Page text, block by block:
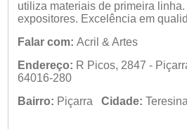
utiliza materiais de primeira
expositores. Excelência em
Falar com: Acril & Artes
Endereço: R Picos, 2847 -
64016-280
Bairro: Piçarra Cidade: